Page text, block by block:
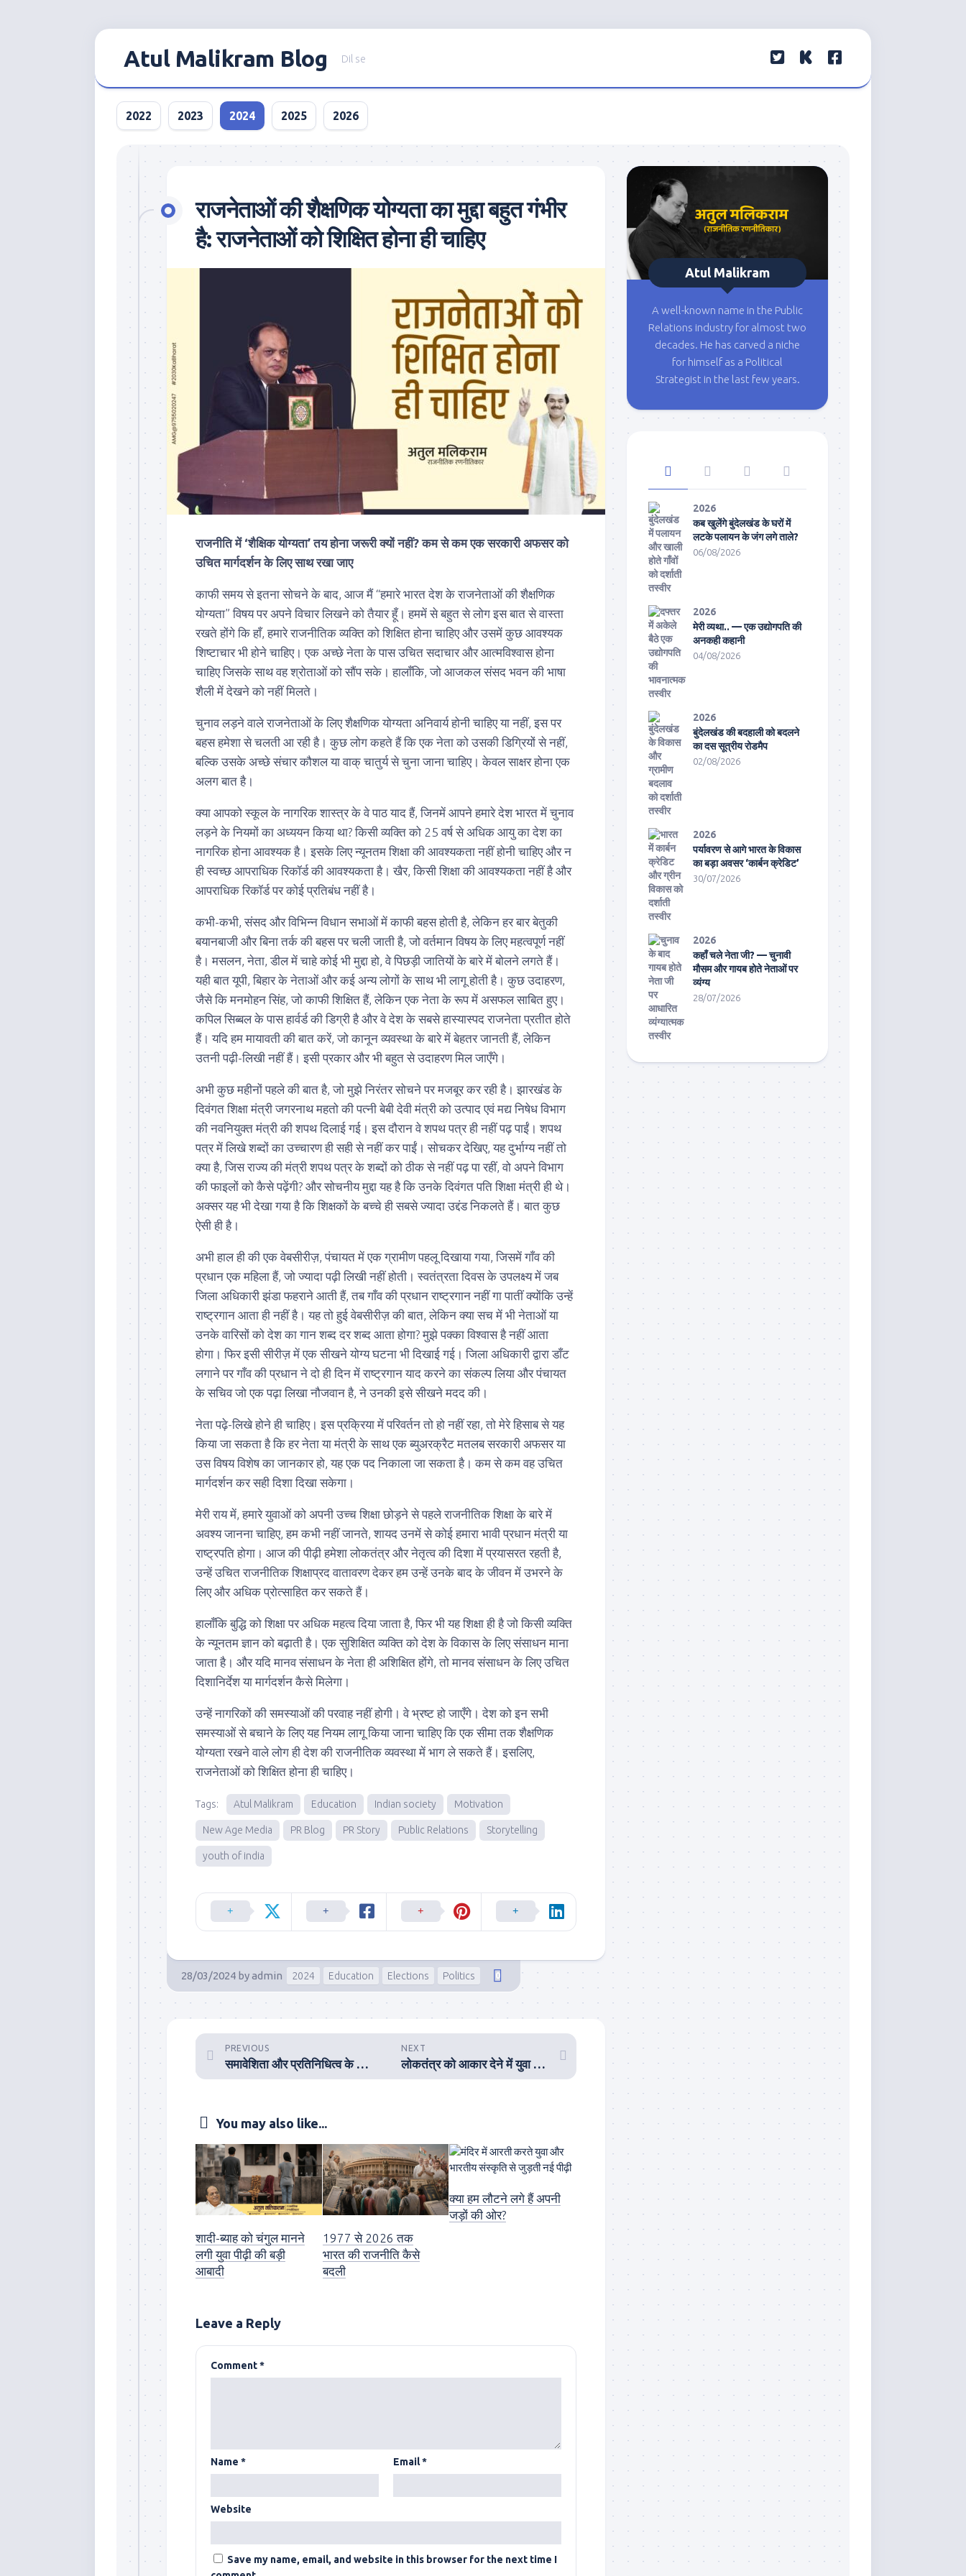
Atul Malikram Blog Dil se
2022 2023 2024 2025 2026
राजनेताओं की शैक्षणिक योग्यता का मुद्दा बहुत गंभीर
है: राजनेताओं को शिक्षित होना ही चाहिए
राजनीति में ‘शैक्षिक योग्यता’ तय होना जरूरी क्यों नहीं? कम से कम एक सरकारी अफसर को
उचित मार्गदर्शन के लिए साथ रखा जाए
काफी समय से इतना सोचने के बाद, आज मैं “हमारे भारत देश के राजनेताओं की शैक्षणिक
योग्यता” विषय पर अपने विचार लिखने को तैयार हूँ। हममें से बहुत से लोग इस बात से वास्ता
रखते होंगे कि हाँ, हमारे राजनीतिक व्यक्ति को शिक्षित होना चाहिए और उसमें कुछ आवश्यक
शिष्टाचार भी होने चाहिए। एक अच्छे नेता के पास उचित सदाचार और आत्मविश्वास होना
चाहिए जिसके साथ वह श्रोताओं को सौंप सके। हालाँकि, जो आजकल संसद भवन की भाषा
शैली में देखने को नहीं मिलते।
चुनाव लड़ने वाले राजनेताओं के लिए शैक्षणिक योग्यता अनिवार्य होनी चाहिए या नहीं, इस पर
बहस हमेशा से चलती आ रही है। कुछ लोग कहते हैं कि एक नेता को उसकी डिग्रियों से नहीं,
बल्कि उसके अच्छे संचार कौशल या वाक् चातुर्य से चुना जाना चाहिए। केवल साक्षर होना एक
अलग बात है।
क्या आपको स्कूल के नागरिक शास्त्र के वे पाठ याद हैं, जिनमें आपने हमारे देश भारत में चुनाव
लड़ने के नियमों का अध्ययन किया था? किसी व्यक्ति को 25 वर्ष से अधिक आयु का देश का
नागरिक होना आवश्यक है। इसके लिए न्यूनतम शिक्षा की आवश्यकता नहीं होनी चाहिए और न
ही स्वच्छ आपराधिक रिकॉर्ड की आवश्यकता है। खैर, किसी शिक्षा की आवश्यकता नहीं है और
आपराधिक रिकॉर्ड पर कोई प्रतिबंध नहीं है।
कभी-कभी, संसद और विभिन्न विधान सभाओं में काफी बहस होती है, लेकिन हर बार बेतुकी
बयानबाजी और बिना तर्क की बहस पर चली जाती है, जो वर्तमान विषय के लिए महत्वपूर्ण नहीं
है। मसलन, नेता, डील में चाहे कोई भी मुद्दा हो, वे पिछड़ी जातियों के बारे में बोलने लगते हैं।
यही बात यूपी, बिहार के नेताओं और कई अन्य लोगों के साथ भी लागू होती है। कुछ उदाहरण,
जैसे कि मनमोहन सिंह, जो काफी शिक्षित हैं, लेकिन एक नेता के रूप में असफल साबित हुए।
कपिल सिब्बल के पास हार्वर्ड की डिग्री है और वे देश के सबसे हास्यास्पद राजनेता प्रतीत होते
हैं। यदि हम मायावती की बात करें, जो कानून व्यवस्था के बारे में बेहतर जानती हैं, लेकिन
उतनी पढ़ी-लिखी नहीं हैं। इसी प्रकार और भी बहुत से उदाहरण मिल जाएँगे।
अभी कुछ महीनों पहले की बात है, जो मुझे निरंतर सोचने पर मजबूर कर रही है। झारखंड के
दिवंगत शिक्षा मंत्री जगरनाथ महतो की पत्नी बेबी देवी मंत्री को उत्पाद एवं मद्य निषेध विभाग
की नवनियुक्त मंत्री की शपथ दिलाई गई। इस दौरान वे शपथ पत्र ही नहीं पढ़ पाईं। शपथ
पत्र में लिखे शब्दों का उच्चारण ही सही से नहीं कर पाईं। सोचकर देखिए, यह दुर्भाग्य नहीं तो
क्या है, जिस राज्य की मंत्री शपथ पत्र के शब्दों को ठीक से नहीं पढ़ पा रहीं, वो अपने विभाग
की फाइलों को कैसे पढ़ेंगी? और सोचनीय मुद्दा यह है कि उनके दिवंगत पति शिक्षा मंत्री ही थे।
अक्सर यह भी देखा गया है कि शिक्षकों के बच्चे ही सबसे ज्यादा उद्दंड निकलते हैं। बात कुछ
ऐसी ही है।
अभी हाल ही की एक वेबसीरीज़, पंचायत में एक ग्रामीण पहलू दिखाया गया, जिसमें गाँव की
प्रधान एक महिला हैं, जो ज्यादा पढ़ी लिखी नहीं होती। स्वतंत्रता दिवस के उपलक्ष्य में जब
जिला अधिकारी झंडा फहराने आती हैं, तब गाँव की प्रधान राष्ट्रगान नहीं गा पातीं क्योंकि उन्हें
राष्ट्रगान आता ही नहीं है। यह तो हुई वेबसीरीज़ की बात, लेकिन क्या सच में भी नेताओं या
उनके वारिसों को देश का गान शब्द दर शब्द आता होगा? मुझे पक्का विश्वास है नहीं आता
होगा। फिर इसी सीरीज़ में एक सीखने योग्य घटना भी दिखाई गई। जिला अधिकारी द्वारा डाँट
लगाने पर गाँव की प्रधान ने दो ही दिन में राष्ट्रगान याद करने का संकल्प लिया और पंचायत
के सचिव जो एक पढ़ा लिखा नौजवान है, ने उनकी इसे सीखने मदद की।
नेता पढ़े-लिखे होने ही चाहिए। इस प्रक्रिया में परिवर्तन तो हो नहीं रहा, तो मेरे हिसाब से यह
किया जा सकता है कि हर नेता या मंत्री के साथ एक ब्युअरक्रैट मतलब सरकारी अफसर या
उस विषय विशेष का जानकार हो, यह एक पद निकाला जा सकता है। कम से कम वह उचित
मार्गदर्शन कर सही दिशा दिखा सकेगा।
मेरी राय में, हमारे युवाओं को अपनी उच्च शिक्षा छोड़ने से पहले राजनीतिक शिक्षा के बारे में
अवश्य जानना चाहिए, हम कभी नहीं जानते, शायद उनमें से कोई हमारा भावी प्रधान मंत्री या
राष्ट्रपति होगा। आज की पीढ़ी हमेशा लोकतंत्र और नेतृत्व की दिशा में प्रयासरत रहती है,
उन्हें उचित राजनीतिक शिक्षाप्रद वातावरण देकर हम उन्हें उनके बाद के जीवन में उभरने के
लिए और अधिक प्रोत्साहित कर सकते हैं।
हालाँकि बुद्धि को शिक्षा पर अधिक महत्व दिया जाता है, फिर भी यह शिक्षा ही है जो किसी व्यक्ति
के न्यूनतम ज्ञान को बढ़ाती है। एक सुशिक्षित व्यक्ति को देश के विकास के लिए संसाधन माना
जाता है। और यदि मानव संसाधन के नेता ही अशिक्षित होंगे, तो मानव संसाधन के लिए उचित
दिशानिर्देश या मार्गदर्शन कैसे मिलेगा।
उन्हें नागरिकों की समस्याओं की परवाह नहीं होगी। वे भ्रष्ट हो जाएँगे। देश को इन सभी
समस्याओं से बचाने के लिए यह नियम लागू किया जाना चाहिए कि एक सीमा तक शैक्षणिक
योग्यता रखने वाले लोग ही देश की राजनीतिक व्यवस्था में भाग ले सकते हैं। इसलिए,
राजनेताओं को शिक्षित होना ही चाहिए।
Tags: Atul Malikram Education Indian society Motivation
New Age Media PR Blog PR Story Public Relations Storytelling
youth of india
28/03/2024 byadmin 2024 Education Elections Politics 0
NEXT
लोकतंत्र को आकार देने में युवा मतदाताओं की भूमिका अहम्
PREVIOUS
समावेशिता और प्रतिनिधित्व के आह्वान से ही राजनीति में सशक्त बन सकेंगे भारत के युवा
You may also like...
शादी-ब्याह को चंगुल मानने
लगी युवा पीढ़ी की बड़ी
आबादी
1977 से 2026 तक
भारत की राजनीति कैसे
बदली
क्या हम लौटने लगे हैं अपनी
जड़ों की ओर?
Leave a Reply
Comment*
Name * Email*
Website
Save my name, email, and website in this browser for the next time I
Atul Malikram
A well-known name in the Public
Relations industry for almost two
decades. He has carved a niche
for himself as a Political
Strategist in the last few years.
2026
कब खुलेंगे बुंदेलखंड के घरों में
लटके पलायन के जंग लगे ताले?
06/08/2026
2026
मेरी व्यथा.. — एक उद्योगपति की
अनकही कहानी
04/08/2026
2026
बुंदेलखंड की बदहाली को बदलने
का दस सूत्रीय रोडमैप
02/08/2026
2026
पर्यावरण से आगे भारत के विकास
का बड़ा अवसर ‘कार्बन क्रेडिट’
30/07/2026
2026
कहाँ चले नेता जी? — चुनावी
मौसम और गायब होते नेताओं पर
व्यंग्य
28/07/2026